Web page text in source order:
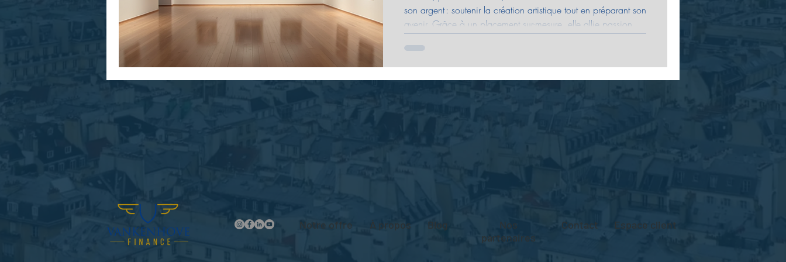
son argent : soutenir la création artistique tout en préparant son
avenir. Grâce à un placement sur-mesure, elle allie passion,
sécurité et impact. Découvrez comment investir avec sens et
transformer vos économies en moteur de projets, pour que
votre argent ne dorme jamais.
Notre offre À propos Blog
Nos
partenaires
Contact Espace client